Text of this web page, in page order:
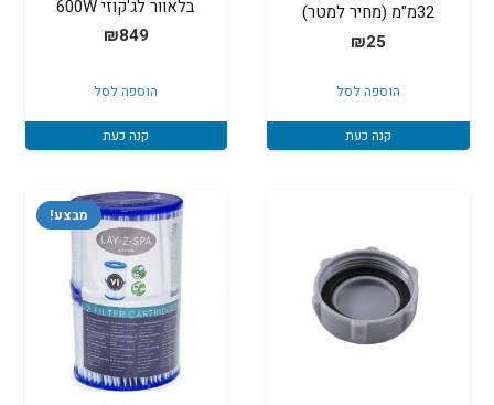
32מ"מ (מחיר למטר)
₪25
הוספה לסל
קנה כעת
בלאוור לג'קוזי 600W
₪849
הוספה לסל
קנה כעת
מבצע!